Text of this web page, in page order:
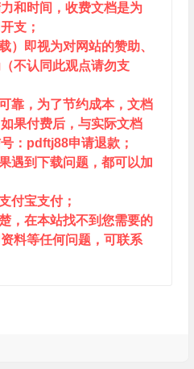
和时间，收费文档是为
支；
）即视为对网站的赞助、
不认同此观点请勿支
靠，为了节约成本，文档
果付费后，与实际文档
：pdftj88申请退款；
遇到下载问题，都可以加
付宝支付；
，在本站找不到您需要的
料等任何问题，可联系